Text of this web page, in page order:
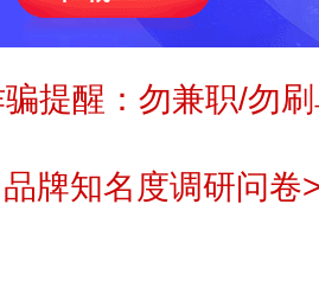
骗提醒：勿兼职/勿
牌知名度调研问卷